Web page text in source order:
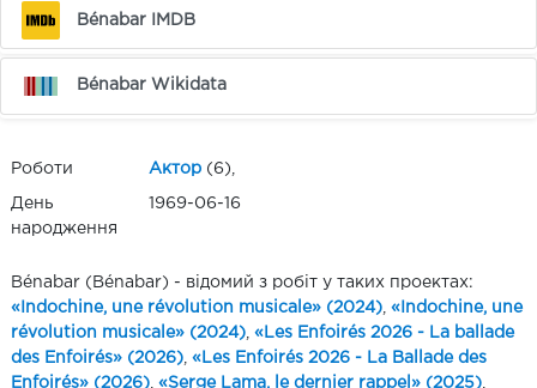
Bénabar IMDB
Bénabar Wikidata
Роботи Актор (6),
День
народження
1969-06-16
Bénabar (Bénabar) - відомий з робіт у таких проектах:
«Indochine, une révolution musicale» (2024) «Indochine, une
révolution musicale» (2024) «Les Enfoirés 2026 - La ballade
des Enfoirés» (2026) «Les Enfoirés 2026 - La Ballade des
Enfoirés» (2026) «Serge Lama, le dernier rappel» (2025)